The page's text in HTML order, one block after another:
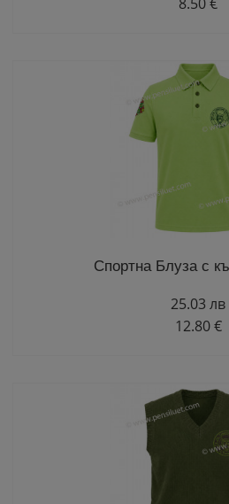
Спортна Блуза с
25.03 лв
12.80 €